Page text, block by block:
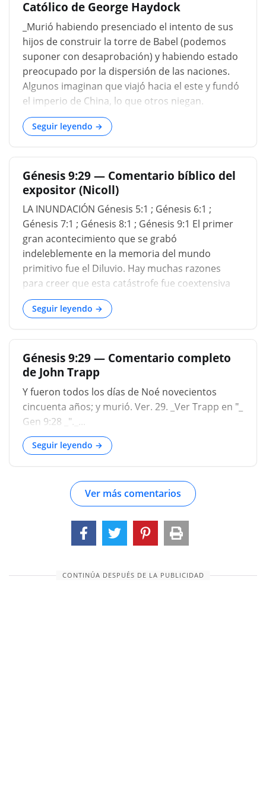
Católico de George Haydock
_Murió habiendo presenciado el intento de sus
hijos de construir la torre de Babel (podemos
suponer con desaprobación) y habiendo estado
preocupado por la dispersión de las naciones.
Algunos imaginan que viajó hacia el este y fundó
el imperio de China, lo que otros niegan.
(Haydock) --- Los padres concluyen que no tuvo
hijos después del diluvio, ya que la Escritura
menciona que el mundo estaba dividido entre
sus tres hijos y su descendencia._ _Quizás el
fabuloso relato de Saturno sea una perversión
de la historia de Noé, ya que las tres grandes
deidades paganas, Júpiter, Neptuno y Plutón, a
quienes Saturno dio el imperio del cielo, los
mares y el infierno, pueden haber estado
destinadas a los tres hijos de Noé. . Los egipcios
han atribuido a su Osiris la construcción de
altares, el cultivo de la vid, la enseñanza de la
era tan famoso._ (C...
Seguir leyendo →
Génesis 9:29 — Comentario bíblico del
expositor (Nicoll)
LA INUNDACIÓN Génesis 5:1 ; Génesis 6:1 ;
Génesis 7:1 ; Génesis 8:1 ; Génesis 9:1 El primer
gran acontecimiento que se grabó
indeleblemente en la memoria del mundo
primitivo fue el Diluvio. Hay muchas razones
para creer que esta catástrofe fue coextensiva
con la población humana del mundo. En cada
rama de la familia humana se encuentran las
tradiciones del evento. Estas tradiciones no
necesitan ser recitadas, aunque algunas de ellas
tienen una semejanza notable con la historia
bíblica, mientras que otras son muy hermosas
en su construcción y sig
Seguir leyendo →
Génesis 9:29 — Comentario completo
de John Trapp
Y fueron todos los días de Noé novecientos
cincuenta años; y murió. Ver. 29. _Ver Trapp en "_
Gen 9:28 _"._...
Seguir leyendo →
Ver más comentarios
CONTINÚA DESPUÉS DE LA PUBLICIDAD